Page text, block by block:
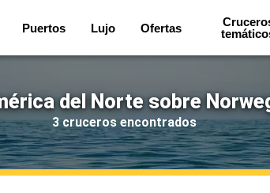
Puertos Lujo Ofertas
del Norte sobre
3 cruceros encontrados